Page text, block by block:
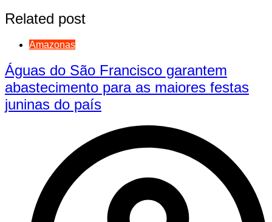
Related post
Amazonas
Águas do São Francisco garantem
abastecimento para as maiores festas
juninas do país